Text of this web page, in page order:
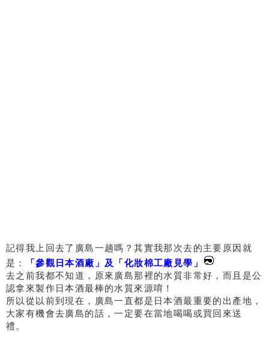
記得我上回去了廣島一趟嗎？其實我那次去的主要原因就
是：
「參觀日本酒廠」及「化妝棉工廠見學」
去之前我都不知道，原來廣島那裡的水質非常好，而且是公
認拿來製作日本酒最棒的水質來源唷！
所以從以前到現在，廣島一直都是日本酒最重要的出產地，
大家有機會去廣島的話，一定要在當地喝喝或買回來送
禮。